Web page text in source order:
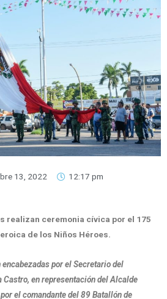
13, 2022
12:17 pm
realizan ceremonia cívica por el 175
de los Niños Héroes.
por el Secretario del
Castro, en representación del Alcalde
el comandante del 89 Batallón de